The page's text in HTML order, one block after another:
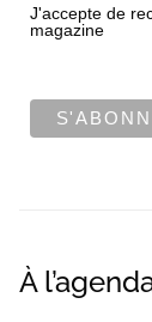
J'accepte de
magazine
À